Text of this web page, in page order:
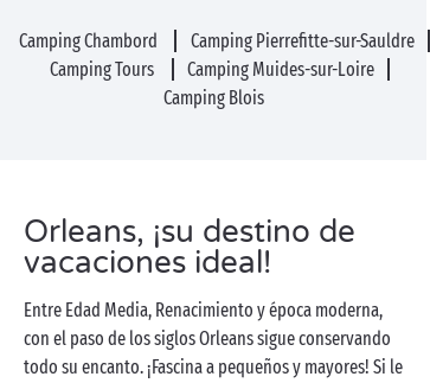
Camping Chambord
Camping Pierrefitte-sur-Sauldre
Camping Tours
Camping Muides-sur-Loire
Camping Blois
Orleans, ¡su destino de
vacaciones ideal!
Entre Edad Media, Renacimiento y época moderna,
con el paso de los siglos Orleans sigue conservando
todo su encanto. ¡Fascina a pequeños y mayores! Si le